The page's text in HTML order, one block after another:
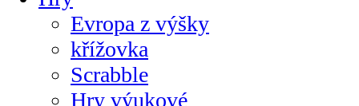
Evropa z výšky
křížovka
Scrabble
Hry výukové